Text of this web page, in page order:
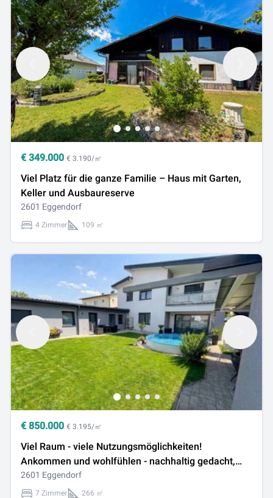
€ 349.000 € 3.190/㎡
Viel Platz für die ganze Familie – Haus mit Garten,
Keller und Ausbaureserve
2601 Eggendorf
4 Zimmer 109 ㎡
€ 850.000 € 3.195/㎡
Viel Raum - viele Nutzungsmöglichkeiten!
Ankommen und wohlfühlen - nachhaltig gedacht,
komfortabel gemacht!
2601 Eggendorf
7 Zimmer 266 ㎡